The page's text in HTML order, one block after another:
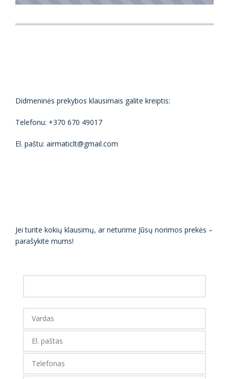
Didmeninės prekybos klausimais galite kreiptis:
Telefonu: +370 670 49017
El. paštu: airmaticlt@gmail.com
Jei turite kokių klausimų, ar neturime Jūsų norimos prekės –
parašykite mums!